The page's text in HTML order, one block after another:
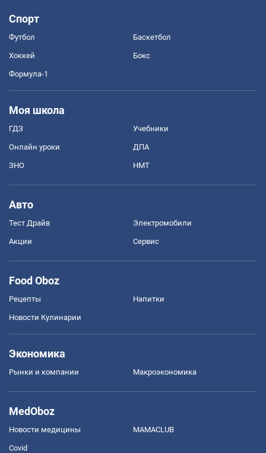
Спорт
Футбол Баскетбол
Хоккей Бокс
Формула-1
Моя школа
ГДЗ Учебники
Онлайн уроки ДПА
ЗНО НМТ
Авто
Тест Драйв Электромобили
Акции Сервис
Food Oboz
Рецепты Напитки
Новости Кулинарии
Экономика
Рынки и компании Mакроэкономика
MedOboz
Новости медицины MAMACLUB
Covid